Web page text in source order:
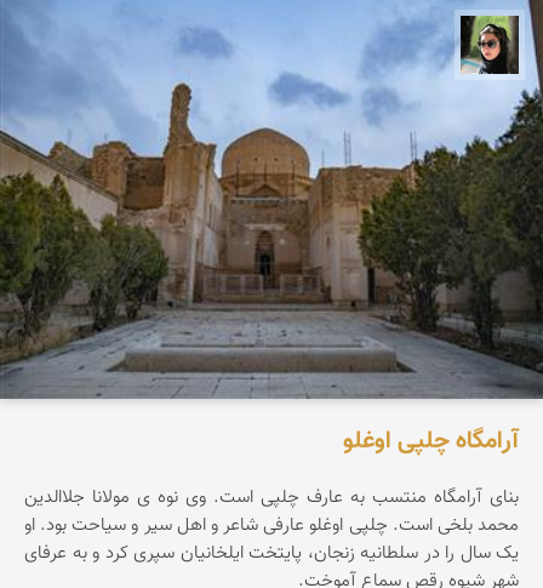
سپیده اصلان
آرامگاه چلپی اوغلو
بنای آرامگاه منتسب به عارف چلپی است. وی نوه ی مولانا جلاالدین
محمد بلخی است. چلپی اوغلو عارفی شاعر و اهل سیر و سیاحت بود. او
یک سال را در سلطانیه زنجان، پایتخت ایلخانیان سپری کرد و به عرفای
شهر شیوه رقص سماع آموخت.